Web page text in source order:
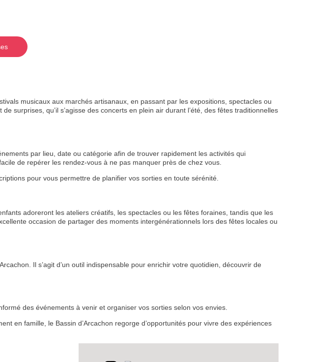
BONS PLANS
musicaux aux marchés artisanaux, en passant par les expositions, spectacles ou
surprises, qu’il s’agisse des concerts en plein air durant l’été, des fêtes traditionnelles
par lieu, date ou catégorie afin de trouver rapidement les activités qui
de repérer les rendez-vous à ne pas manquer près de chez vous.
pour vous permettre de planifier vos sorties en toute sérénité.
adoreront les ateliers créatifs, les spectacles ou les fêtes foraines, tandis que les
occasion de partager des moments intergénérationnels lors des fêtes locales ou
Il s’agit d’un outil indispensable pour enrichir votre quotidien, découvrir de
des événements à venir et organiser vos sorties selon vos envies.
en famille, le Bassin d’Arcachon regorge d’opportunités pour vivre des expériences